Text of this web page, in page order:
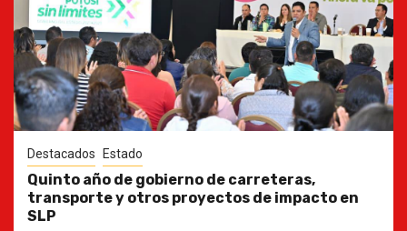
Destacados Estado
Quinto año de gobierno de carreteras,
transporte y otros proyectos de impacto en
SLP